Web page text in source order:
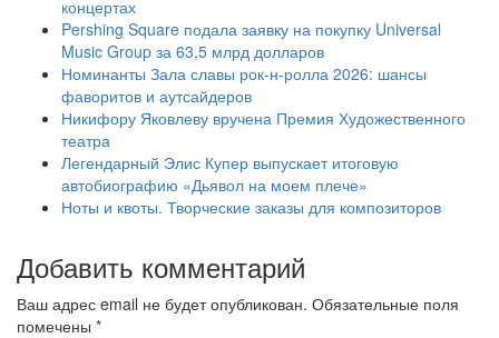
концертах
Pershing Square подала заявку на покупку Universal
Music Group за 63,5 млрд долларов
Номинанты Зала славы рок-н-ролла 2026: шансы
фаворитов и аутсайдеров
Никифору Яковлеву вручена Премия Художественного
театра
Легендарный Элис Купер выпускает итоговую
автобиографию «Дьявол на моем плече»
Ноты и квоты. Творческие заказы для композиторов
Добавить комментарий
Ваш адрес email не будет опубликован. Обязательные поля
помечены *